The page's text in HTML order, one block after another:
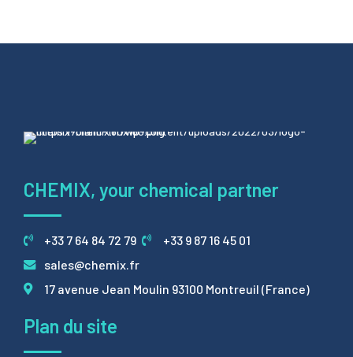
CHEMIX, your chemical partner
+33 7 64 84 72 79
+33 9 87 16 45 01
sales@chemix.fr
17 avenue Jean Moulin 93100 Montreuil (France)
Plan du site